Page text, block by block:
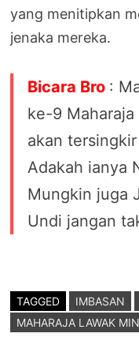
yang menitipkan
jenaka mereka.
Bicara Bro :
ke-9 Maharaja
akan
Adakah ianya
Mungkin juga
Undi jangan
TAGGED IMBASAN
MAHARAJA LAWAK